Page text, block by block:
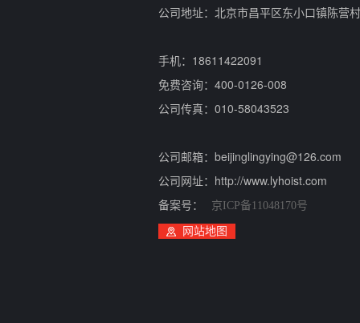
公司地址：北京市昌平区东小口镇陈营村
手机：18611422091
免费咨询：400-0126-008
公司传真：010-58043523
公司邮箱：beijinglingying@126.com
公司网址：http://www.lyhoist.com
备案号：
京ICP备11048170号
网站地图